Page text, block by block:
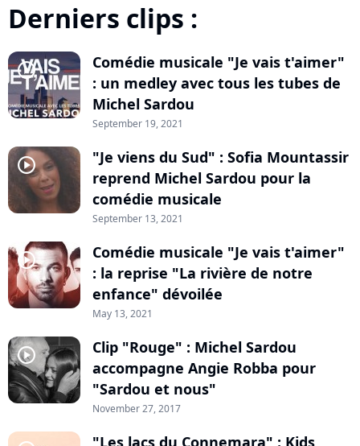
Derniers clips :
player2
Comédie musicale "Je vais t'aimer"
: un medley avec tous les tubes de
Michel Sardou
September 19, 2021
player2
"Je viens du Sud" : Sofia Mountassir
reprend Michel Sardou pour la
comédie musicale
September 13, 2021
player2
Comédie musicale "Je vais t'aimer"
: la reprise "La rivière de notre
enfance" dévoilée
May 13, 2021
player2
Clip "Rouge" : Michel Sardou
accompagne Angie Robba pour
"Sardou et nous"
November 27, 2017
"Les lacs du Connemara" : Kids